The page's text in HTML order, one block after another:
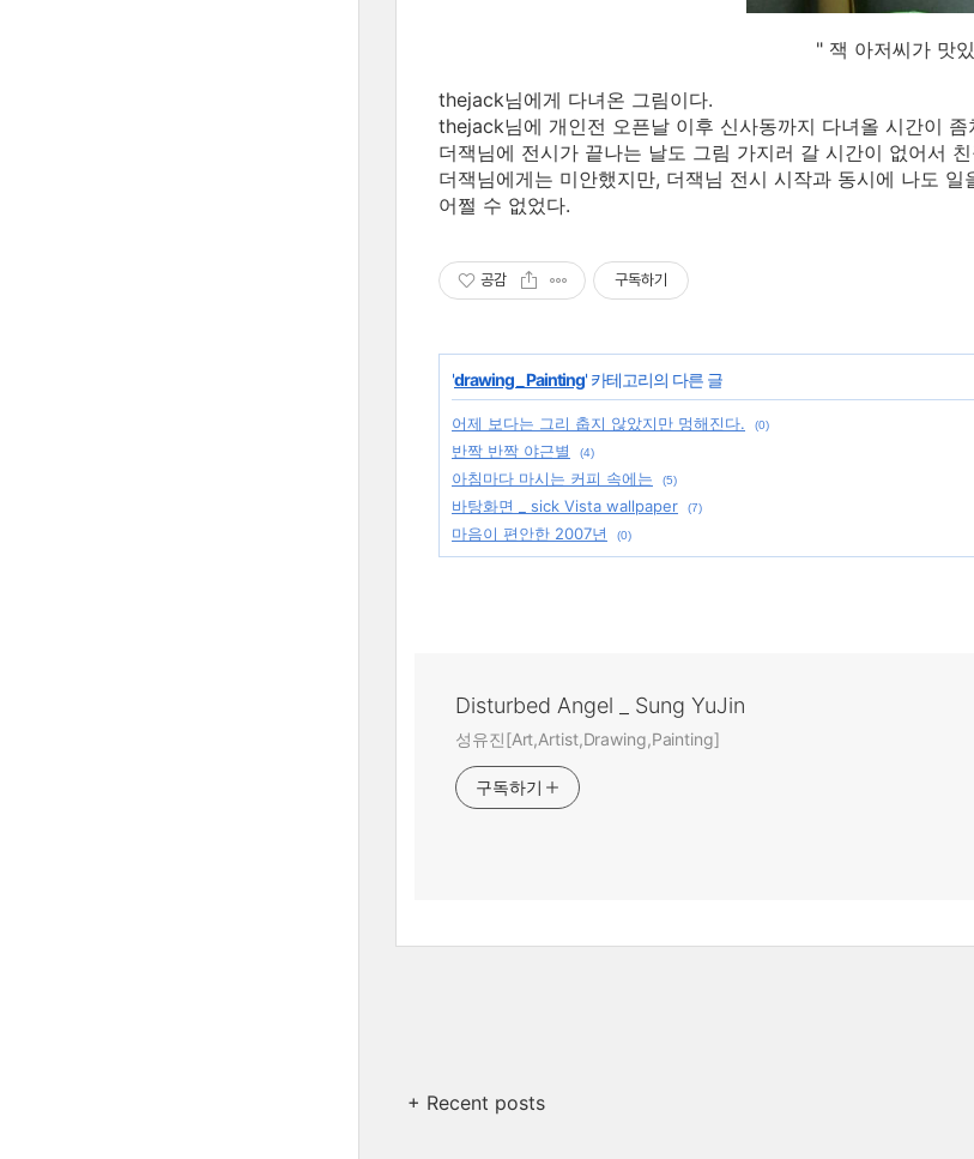
" 잭 아저씨가 맛
thejack님에게 다녀온 그림이다.
thejack님에 개인전 오픈날 이후 신사동까지 다녀올 시간이 좀
더잭님에 전시가 끝나는 날도 그림 가지러 갈 시간이 없어서
더잭님에게는 미안했지만, 더잭님 전시 시작과 동시에 나도 일
어쩔 수 없었다.
공감 구독하기
'drawing _ Painting' 카테고리의 다른 글
어제 보다는 그리 춥지 않았지만 멍해진다. (0)
반짝 반짝 야근별
(4)
아침마다 마시는 커피 속에는
(5)
바탕화면 _ sick Vista wallpaper
(7)
마음이 편안한 2007년
(0)
Disturbed Angel _ Sung YuJin
성유진[Art,Artist,Drawing,Painting]
구독하기
+ Recent posts